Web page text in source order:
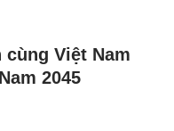
cùng Việt Nam
2045